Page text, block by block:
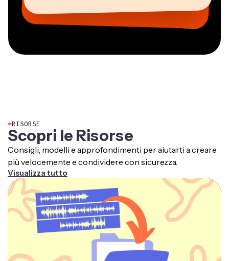
●RISORSE
Scopri le Risorse
Consigli, modelli e approfondimenti per aiutarti a creare
più velocemente e condividere con sicurezza.
Visualizza tutto